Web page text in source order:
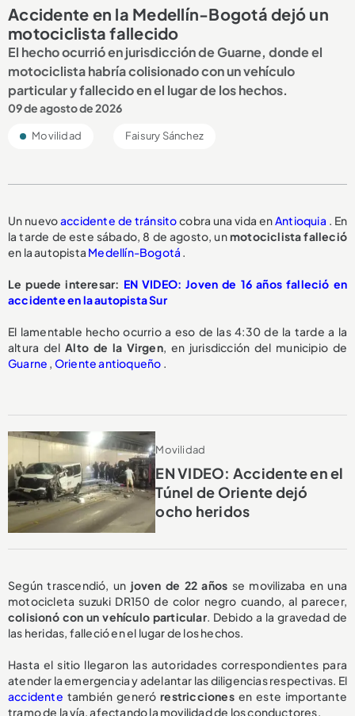
Accidente en la Medellín-Bogotá dejó un
motociclista fallecido
El hecho ocurrió en jurisdicción de Guarne, donde el
motociclista habría colisionado con un vehículo
particular y fallecido en el lugar de los hechos.
09 de agosto de 2026
Movilidad Faisury Sánchez
Un nuevoaccidente de tránsitocobra una vida enAntioquia . En
la tarde de este sábado, 8 de agosto, unmotociclista falleció
en la autopista Medellín-Bogotá .
Le puede interesar: EN VIDEO: Joven de 16 años falleció en
accidente en la autopista Sur
El lamentable hecho ocurrio a eso de las 4:30 de la tarde a la
altura delAlto de la Virgen, en jurisdicción del municipio de
Guarne , Oriente antioqueño .
Movilidad
EN VIDEO: Accidente en el
Túnel de Oriente dejó
ocho heridos
Según trascendió, un joven de 22 años se movilizaba en una
motocicleta suzuki DR150 de color negro cuando, al parecer,
colisionó con un vehículo particular. Debido a la gravedad de
las heridas, falleció en el lugar de los hechos.
Hasta el sitio llegaron las autoridades correspondientes para
atender la emergencia y adelantar las diligencias respectivas. El
accidente también generórestricciones en este importante
tramo de la vía, afectando la movilidad de los conductores.